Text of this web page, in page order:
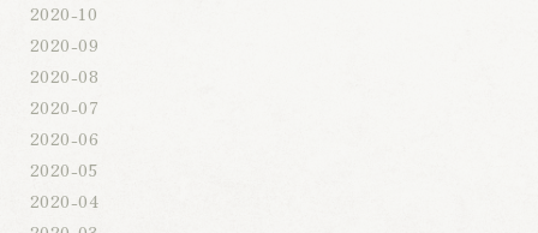
2020-10
2020-09
2020-08
2020-07
2020-06
2020-05
2020-04